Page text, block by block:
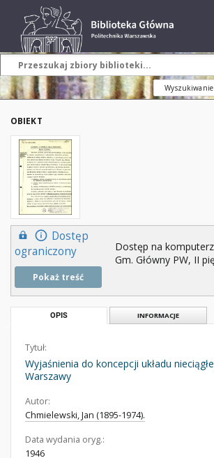
OBIEKT
Dostęp
ograniczony
Pokaż treść
Dostęp na
Gm. Główny PW, II
OPIS INFORMACJE
Tytuł:
Wyjaśnienia do koncepcji układu
Warszawy
Autor:
Chmielewski, Jan (1895-1974).
Data wydania oryg.:
1946